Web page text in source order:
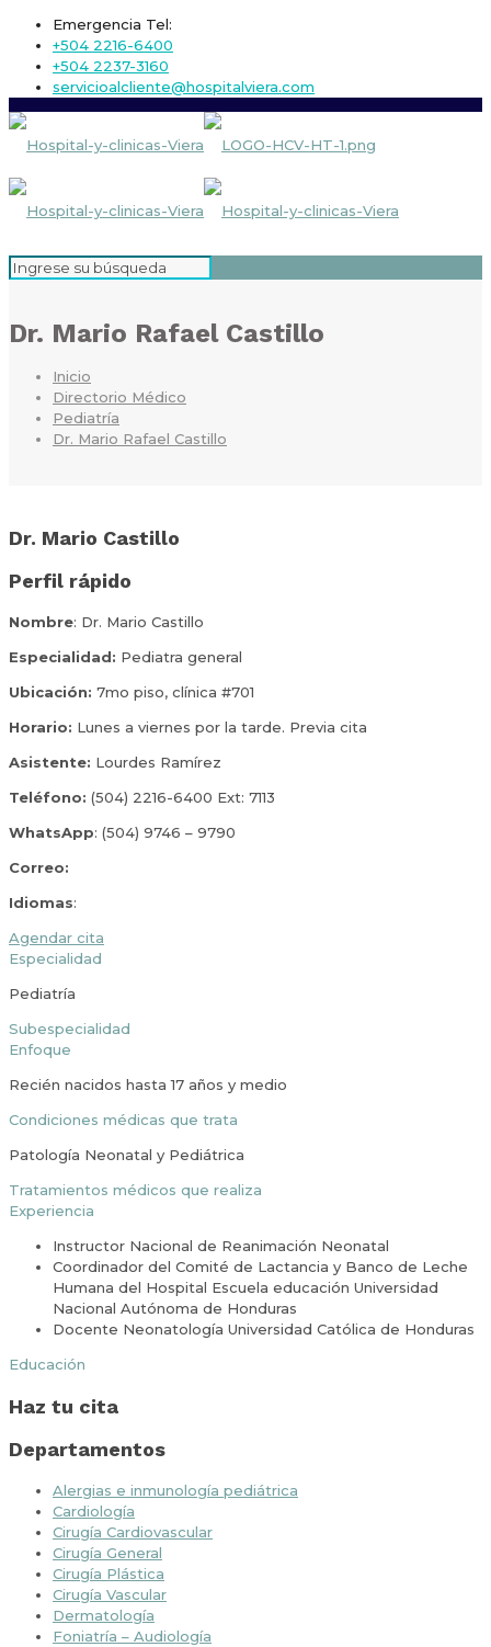
Emergencia Tel:
+504 2216-6400
+504 2237-3160
servicioalcliente@hospitalviera.com
Dr. Mario Rafael Castillo
Inicio
Directorio Médico
Pediatría
Dr. Mario Rafael Castillo
Dr. Mario Castillo
Perfil rápido
Nombre: Dr. Mario Castillo
Especialidad: Pediatra general
Ubicación: 7mo piso, clínica #701
Horario: Lunes a viernes por la tarde. Previa cita
Asistente: Lourdes Ramírez
Teléfono: (504) 2216-6400 Ext: 7113
WhatsApp: (504) 9746 – 9790
Correo:
Idiomas:
Agendar cita
Especialidad
Pediatría
Subespecialidad
Enfoque
Recién nacidos hasta 17 años y medio
Condiciones médicas que trata
Patología Neonatal y Pediátrica
Tratamientos médicos que realiza
Experiencia
Instructor Nacional de Reanimación Neonatal
Coordinador del Comité de Lactancia y Banco de Leche
Humana del Hospital Escuela educación Universidad
Nacional Autónoma de Honduras
Docente Neonatología Universidad Católica de Honduras
Educación
Haz tu cita
Departamentos
Alergias e inmunología pediátrica
Cardiología
Cirugía Cardiovascular
Cirugía General
Cirugía Plástica
Cirugía Vascular
Dermatología
Foniatría – Audiología